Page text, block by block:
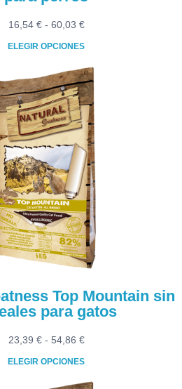
16,54 € - 60,03 €Rango
desde
16,54 €
hasta
60,03 €
ELEGIR OPCIONES
producto
tiene
múltiples
variantes.
Las
opciones
se
pueden
elegir
en
la
página
de
Top Mountain sin
para gatos
23,39 € - 54,86 €Rango
desde
ELEGIR OPCIONES